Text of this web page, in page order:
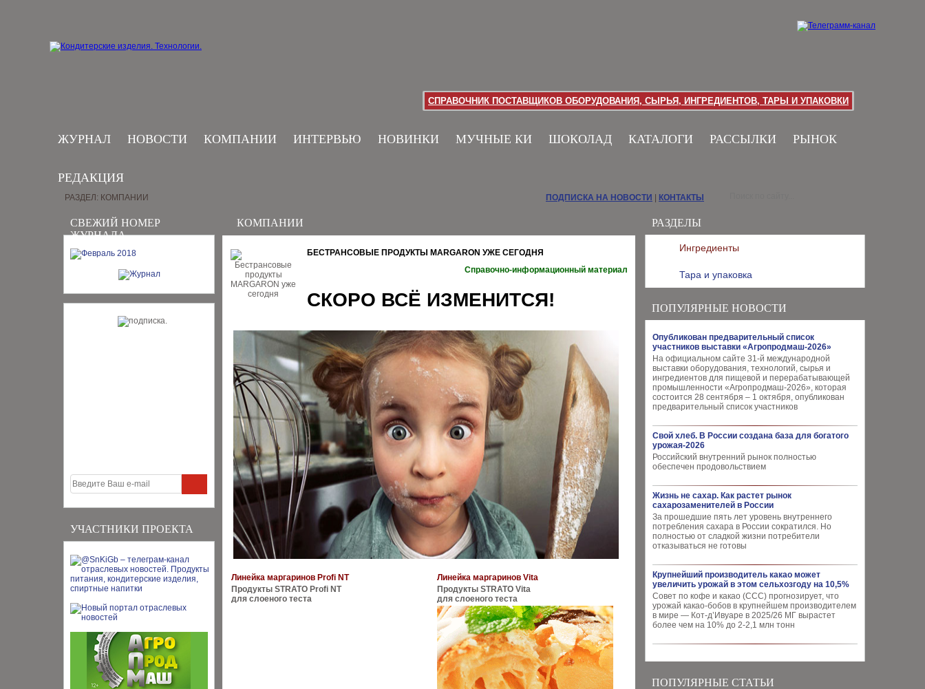
СПРАВОЧНИК ПОСТАВЩИКОВ ОБОРУДОВАНИЯ, СЫРЬЯ, ИНГРЕДИЕНТОВ, ТАРЫ И УПАКОВКИ
ЖУРНАЛ НОВОСТИ КОМПАНИИ ИНТЕРВЬЮ НОВИНКИ МУЧНЫЕ КИ ШОКОЛАД КАТАЛОГИ РАССЫЛКИ РЫНОК
РЕДАКЦИЯ
СВЕЖИЙ НОМЕР
ЖУРНАЛА
УЧАСТНИКИ ПРОЕКТА
РАЗДЕЛЫ
Ингредиенты
Тара и упаковка
ПОПУЛЯРНЫЕ НОВОСТИ
Опубликован предварительный список
участников выставки «Агропродмаш-2026»
На официальном сайте 31-й международной
выставки оборудования, технологий, сырья и
ингредиентов для пищевой и перерабатывающей
промышленности «Агропродмаш-2026», которая
состоится 28 сентября – 1 октября, опубликован
предварительный список участников
Свой хлеб. В России создана база для богатого
урожая-2026
Российский внутренний рынок полностью
обеспечен продовольствием
Жизнь не сахар. Как растет рынок
сахарозаменителей в России
За прошедшие пять лет уровень внутреннего
потребления сахара в России сократился. Но
полностью от сладкой жизни потребители
отказываться не готовы
Крупнейший производитель какао может
увеличить урожай в этом сельхозгоду на 10,5%
Совет по кофе и какао (CCC) прогнозирует, что
урожай какао-бобов в крупнейшем производителем
в мире — Кот-д’Ивуаре в 2025/26 МГ вырастет
более чем на 10% до 2-2,1 млн тонн
ПОПУЛЯРНЫЕ СТАТЬИ
РАЗДЕЛ: КОМПАНИИ ПОДПИСКА НА НОВОСТИ КОНТАКТЫ
КОМПАНИИ
БЕСТРАНСОВЫЕ ПРОДУКТЫ MARGARON УЖЕ СЕГОДНЯ
Справочно-информационный материал
СКОРО ВСЁ ИЗМЕНИТСЯ!
Линейка маргаринов Profi NT
Линейка маргаринов Vita
Продукты STRATO Profi NT
для слоеного теста
Продукты STRATO Vita
для слоеного теста